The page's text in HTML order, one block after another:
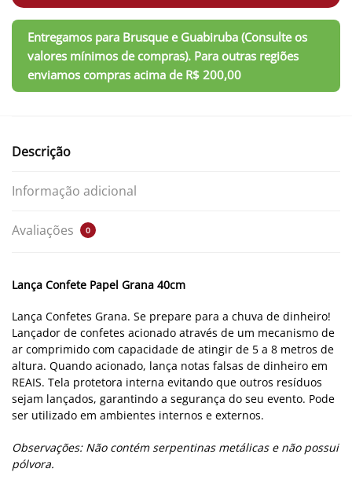
Descrição
Informação adicional
Avaliações 0
Lança Confete Papel Grana 40cm
Lança Confetes Grana. Se prepare para a chuva de dinheiro!
Lançador de confetes acionado através de um mecanismo de
ar comprimido com capacidade de atingir de 5 a 8 metros de
altura. Quando acionado, lança notas falsas de dinheiro em
REAIS. Tela protetora interna evitando que outros resíduos
sejam lançados, garantindo a segurança do seu evento. Pode
ser utilizado em ambientes internos e externos.
Observações: Não contém serpentinas metálicas e não possui
pólvora.